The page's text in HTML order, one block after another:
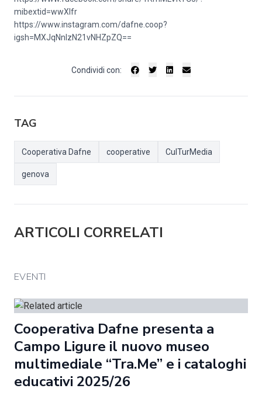
mibextid=wwXIfr
https://www.instagram.com/dafne.coop?
igsh=MXJqNnlzN21vNHZpZQ==
Condividi con:
TAG
Cooperativa Dafne cooperative CulTurMedia
genova
ARTICOLI CORRELATI
EVENTI
Cooperativa Dafne presenta a
Campo Ligure il nuovo museo
multimediale “Tra.Me” e i cataloghi
educativi 2025/26